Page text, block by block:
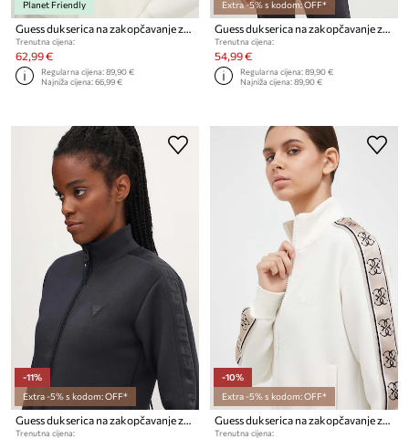
Planet Friendly
Trenutna cijena:
62,99 €
Regularna cijena:89,90 €
Najniža cijena:66,99 €
Extra -5% s kodom: OFF*
Trenutna cijena:
54,99 €
Regularna cijena:89,90 €
Najniža cijena:89,90 €
-11%
Extra -5% s kodom: OFF*
Trenutna cijena:
-10%
Extra -5% s kodom: OFF*
Trenutna cijena: